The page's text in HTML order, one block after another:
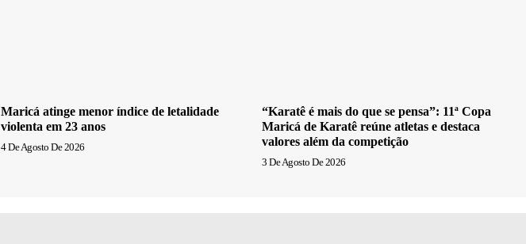
Maricá atinge menor índice de letalidade
violenta em 23 anos
4 De Agosto De 2026
“Karatê é mais do que se pensa”: 11ª Copa
Maricá de Karatê reúne atletas e destaca
valores além da competição
3 De Agosto De 2026